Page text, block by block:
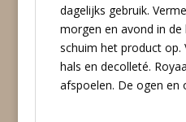
dagelijks gebruik.
morgen en avond in
schuim het product op.
hals en decolleté.
afspoelen. De ogen en